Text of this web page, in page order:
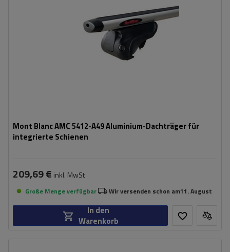
Mont Blanc AMC 5412-A49 Aluminium-Dachträger für
integrierte Schienen
209,69 € inkl. MwSt
Große Menge verfügbar Wir versenden schon am11. August
In den
Warenkorb